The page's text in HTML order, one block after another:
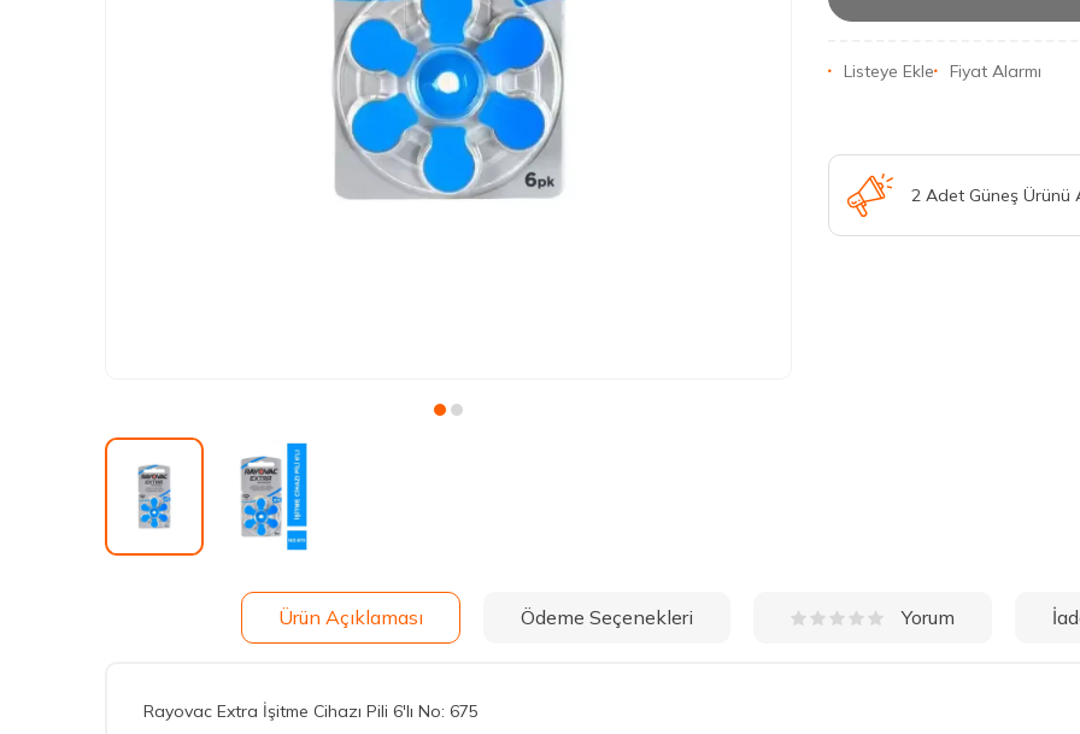
Listeye Ekle Fiyat Alarmı
2 Adet Güneş Ürünü
Ürün Açıklaması Ödeme Seçenekleri Yorum
Rayovac Extra İşitme Cihazı Pili 6'lı No: 675